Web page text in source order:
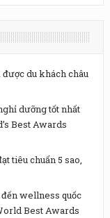
du khách châu
dưỡng tốt nhất
Best Awards
tiêu chuẩn 5 sao,
wellness quốc
Best Awards